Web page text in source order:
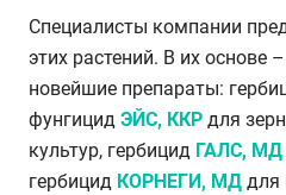
Специалисты компании
этих растений. В их основе
новейшие препараты:
фунгицид ЭЙС, ККР для
культур, гербицид ГАЛС, МД
гербицид КОРНЕГИ, МД для